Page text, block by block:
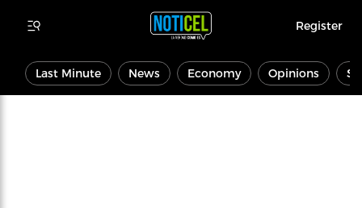
Register
Last Minute News Economy Opinions